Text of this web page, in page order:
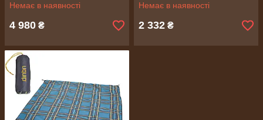
Немає в наявності
4 980 ₴
Немає в наявності
2 332 ₴